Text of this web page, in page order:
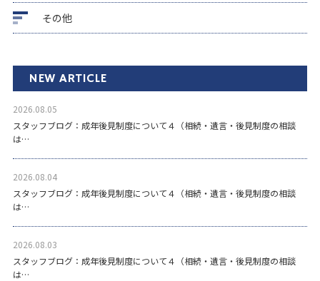
その他
NEW ARTICLE
2026.08.05
スタッフブログ：成年後見制度について４（相続・遺言・後見制度の相談
は…
2026.08.04
スタッフブログ：成年後見制度について４（相続・遺言・後見制度の相談
は…
2026.08.03
スタッフブログ：成年後見制度について４（相続・遺言・後見制度の相談
は…